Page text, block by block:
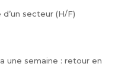
secteur (H/F)
une semaine : retour en